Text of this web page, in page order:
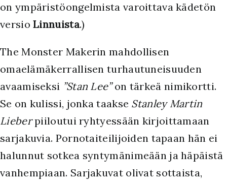
on ympäristöongelmista varoittava kädetön
versioLinnuista.)
The Monster Makerin mahdollisen
omaelämäkerrallisen turhautuneisuuden
avaamiseksi ”Stan Lee”on tärkeä nimikortti.
Se on kulissi, jonka taakse Stanley Martin
Lieberpiiloutui ryhtyessään kirjoittamaan
sarjakuvia. Pornotaiteilijoiden tapaan hän ei
halunnut sotkea syntymänimeään ja häpäistä
vanhempiaan. Sarjakuvat olivat sottaista,